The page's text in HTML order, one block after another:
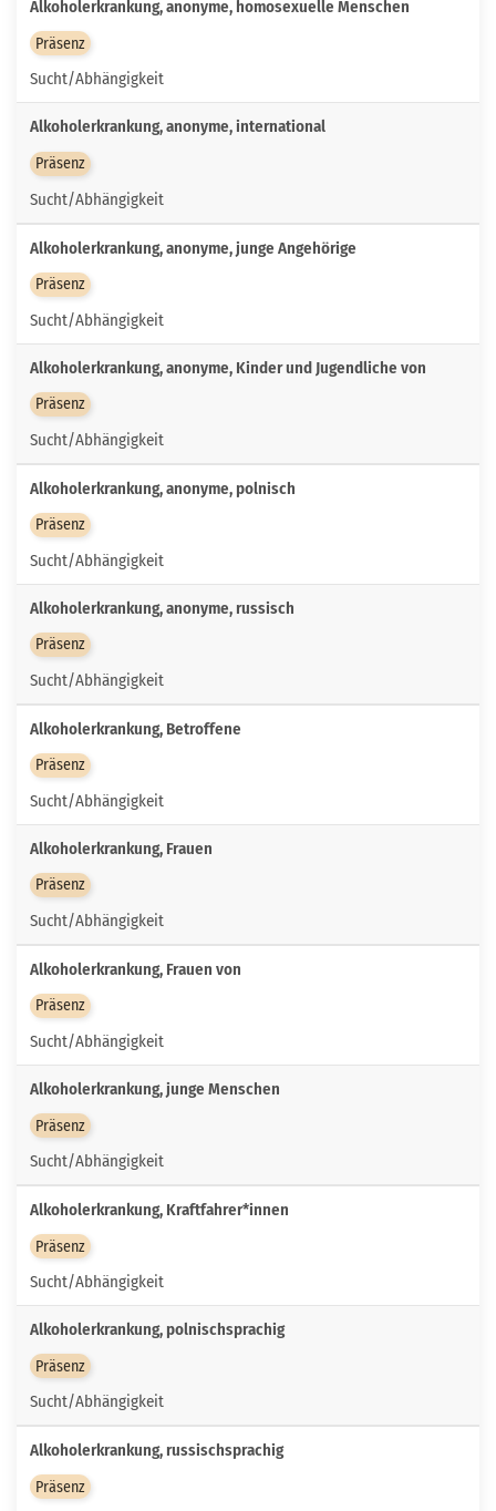
Alkoholerkrankung, anonyme, homosexuelle Menschen
Präsenz
Sucht/Abhängigkeit
Alkoholerkrankung, anonyme, international
Präsenz
Sucht/Abhängigkeit
Alkoholerkrankung, anonyme, junge Angehörige
Präsenz
Sucht/Abhängigkeit
Alkoholerkrankung, anonyme, Kinder und Jugendliche von
Präsenz
Sucht/Abhängigkeit
Alkoholerkrankung, anonyme, polnisch
Präsenz
Sucht/Abhängigkeit
Alkoholerkrankung, anonyme, russisch
Präsenz
Sucht/Abhängigkeit
Alkoholerkrankung, Betroffene
Präsenz
Sucht/Abhängigkeit
Alkoholerkrankung, Frauen
Präsenz
Sucht/Abhängigkeit
Alkoholerkrankung, Frauen von
Präsenz
Sucht/Abhängigkeit
Alkoholerkrankung, junge Menschen
Präsenz
Sucht/Abhängigkeit
Alkoholerkrankung, Kraftfahrer*innen
Präsenz
Sucht/Abhängigkeit
Alkoholerkrankung, polnischsprachig
Präsenz
Sucht/Abhängigkeit
Alkoholerkrankung, russischsprachig
Präsenz